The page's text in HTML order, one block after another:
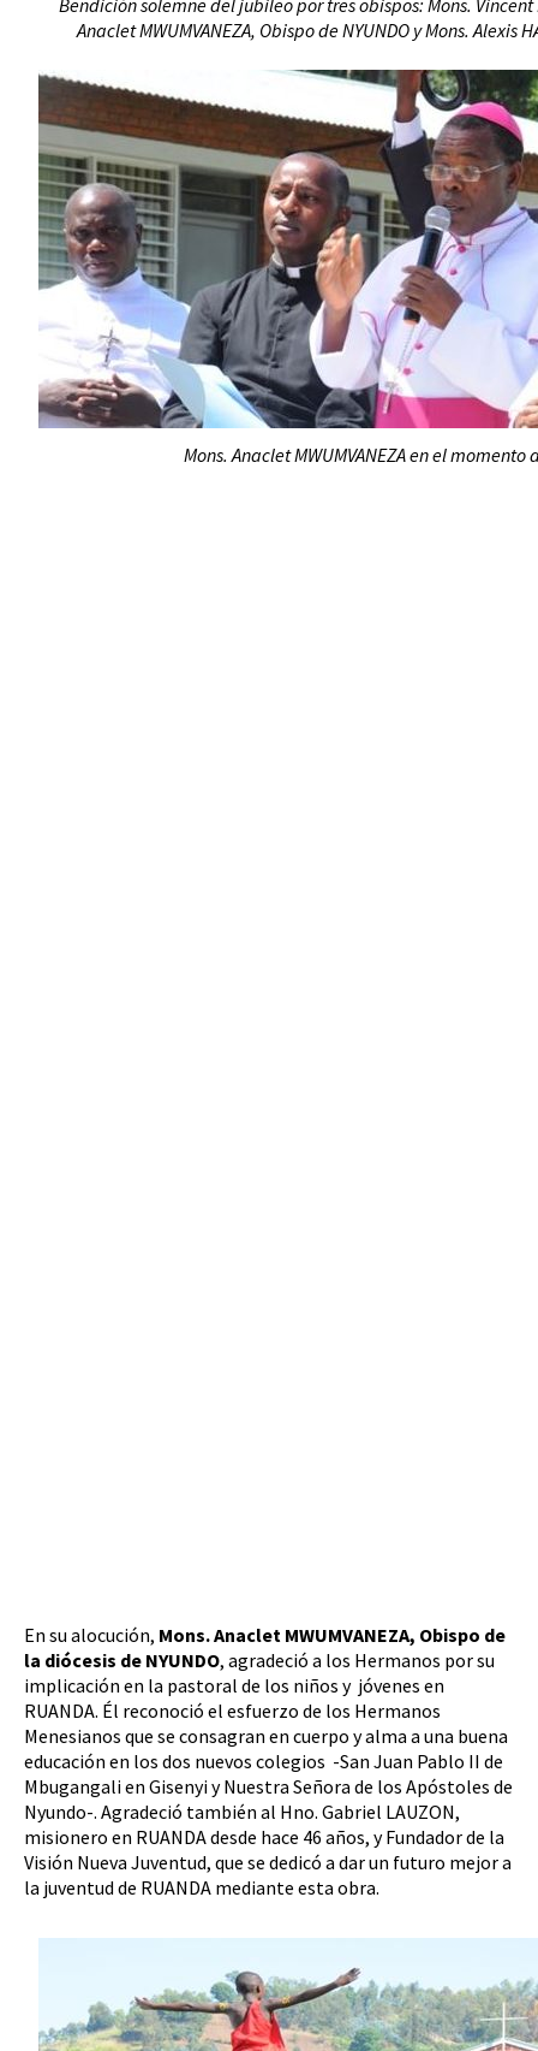
Anaclet MWUMVANEZA, Obispo de NYUNDO y Mons. Alexis
Mons. Anaclet MWUMVANEZA en el
En su alocución, Mons. Anaclet MWUMVANEZA, Obispo de
la diócesis de NYUNDO, agradeció a los Hermanos por su
implicación en la pastoral de los niños y jóvenes en
RUANDA. Él reconoció el esfuerzo de los Hermanos
Menesianos que se consagran en cuerpo y alma a una buena
educación en los dos nuevos colegios -San Juan Pablo II de
Mbugangali en Gisenyi y Nuestra Señora de los Apóstoles de
Nyundo-. Agradeció también al Hno. Gabriel LAUZON,
misionero en RUANDA desde hace 46 años, y Fundador de la
Visión Nueva Juventud, que se dedicó a dar un futuro mejor a
la juventud de RUANDA mediante esta obra.